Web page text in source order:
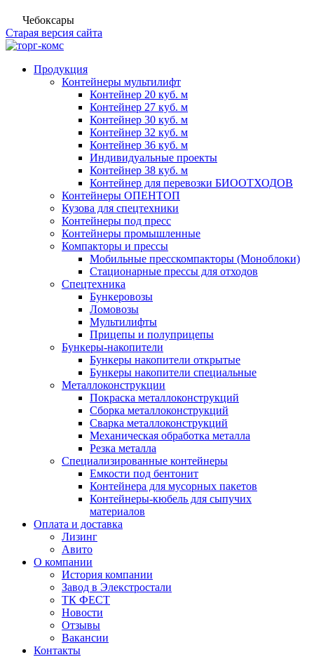
Чебоксары
Старая версия сайта
Продукция
Контейнеры мультилифт
Контейнер 20 куб. м
Контейнер 27 куб. м
Контейнер 30 куб. м
Контейнер 32 куб. м
Контейнер 36 куб. м
Индивидуальные проекты
Контейнер 38 куб. м
Контейнер для перевозки БИООТХОДОВ
Контейнеры ОПЕНТОП
Кузова для спецтехники
Контейнеры под пресс
Контейнеры промышленные
Компакторы и прессы
Мобильные пресскомпакторы (Моноблоки)
Стационарные прессы для отходов
Спецтехника
Бункеровозы
Ломовозы
Мультилифты
Прицепы и полуприцепы
Бункеры-накопители
Бункеры накопители открытые
Бункеры накопители специальные
Металлоконструкции
Покраска металлоконструкций
Сборка металлоконструкций
Сварка металлоконструкций
Механическая обработка металла
Резка металла
Специализированные контейнеры
Емкости под бентонит
Контейнера для мусорных пакетов
Контейнеры-кюбель для сыпучих
материалов
Оплата и доставка
Лизинг
Авито
О компании
История компании
Завод в Элекстростали
ТК ФЕСТ
Новости
Отзывы
Вакансии
Контакты